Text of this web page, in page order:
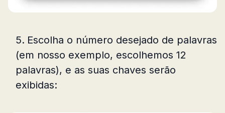
Escolha o número desejado de palavras
(em nosso exemplo, escolhemos 12
palavras), e as suas chaves serão
exibidas: